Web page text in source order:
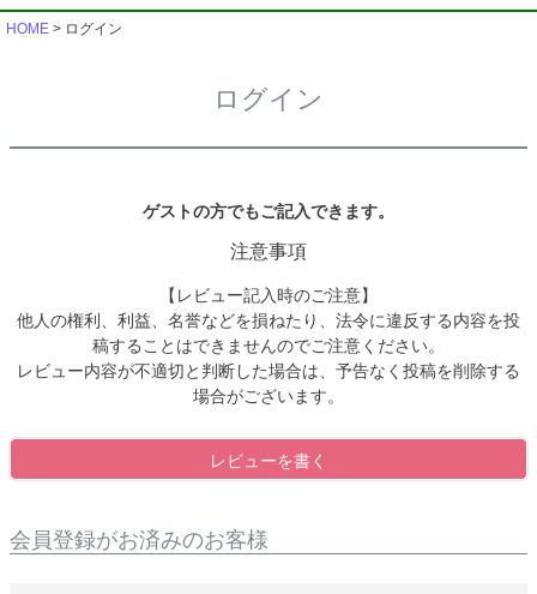
HOME ログイン
ログイン
ゲストの方でもご記入できます。
注意事項
【レビュー記入時のご注意】
他人の権利、利益、名誉などを損ねたり、法令に違反する内容を投
稿することはできませんのでご注意ください。
レビュー内容が不適切と判断した場合は、予告なく投稿を削除する
場合がございます。
レビューを書く
会員登録がお済みのお客様